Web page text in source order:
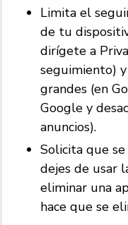
Limita el
de tu
dirígete a
seguimiento)
grandes (en
Google y
anuncios).
Solicita que
dejes de usar
eliminar una
hace que se